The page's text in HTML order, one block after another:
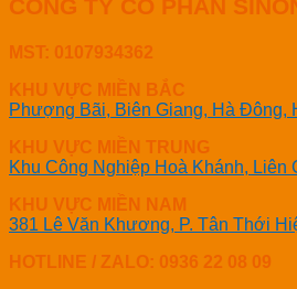
CÔNG TY CỔ PHẦN
MST: 0107934362
KHU VỰC MIỀN BẮC
Phượng Bãi, Biên Giang, Hà Đông,
KHU VỰC MIỀN TRUNG
Khu Công Nghiệp Hoà Khánh, Liên
KHU VỰC MIỀN NAM
381 Lê Văn Khương, P. Tân Thới
HOTLINE / ZALO: 0936 22 08 09